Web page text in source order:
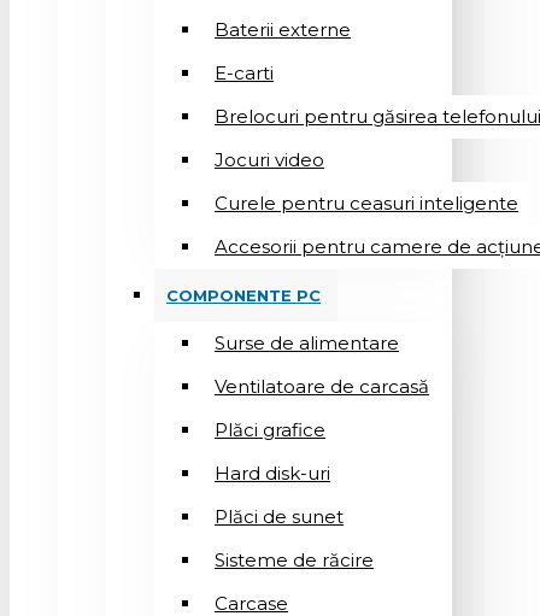
Baterii externe
E-carti
Brelocuri pentru găsirea telefonului
Jocuri video
Curele pentru ceasuri inteligente
Accesorii pentru camere de
COMPONENTE PC
Surse de alimentare
Ventilatoare de carcasă
Plăci grafice
Hard disk-uri
Plăci de sunet
Sisteme de răcire
Carcase